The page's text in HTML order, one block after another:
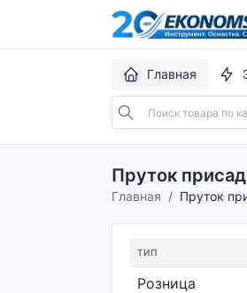
Главная
Пруток
Главная Пруток
ТИП
Розница